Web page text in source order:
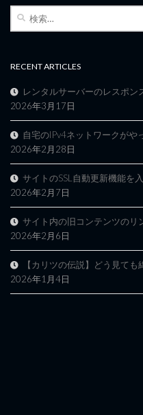
RECENT ARTICLES
レンタルサーバーのレスポン
2026年3月17日
自宅のIPv4ネットワークがや
2026年2月28日
サイトのSSL自動更新機能を
2026年2月7日
サイト内の旧コンテンツのリ
2026年2月6日
【カリツの伝説】どう見て
2026年1月4日